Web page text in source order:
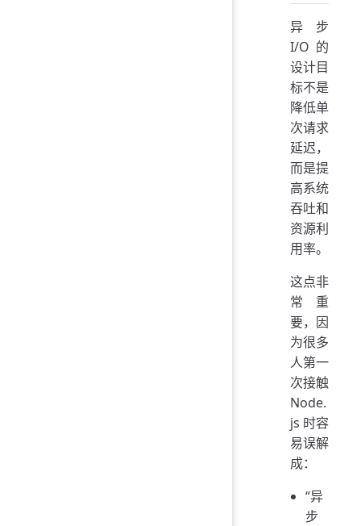
异步
I/O 的
设计目
标不是
降低单
次请求
延迟，
而是提
高系统
吞吐和
资源利
用率。
这点非
常重
要，因
为很多
人第一
次接触
Node.
js 时容
易误解
成：
“异
步